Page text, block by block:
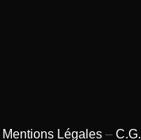
Mentions Légales –